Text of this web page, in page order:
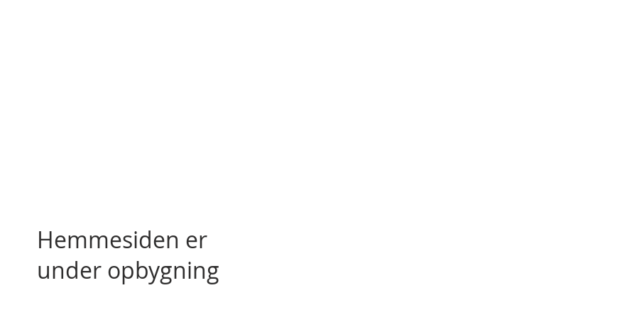
Hemmesiden er
under opbygning